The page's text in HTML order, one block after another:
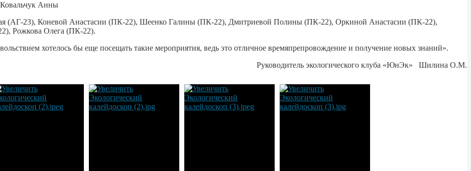
Анны
(АГ-23), Коневой Анастасии (ПК-22), Шеенко Галины (ПК-22), Дмитриевой Полины (ПК-22), Оркиной Анастасии (ПК-22),
Рожкова Олега (ПК-22).
хотелось бы еще посещать такие мероприятия, ведь это отличное времяпрепровождение и получение новых знаний».
Руководитель экологического клуба «ЮнЭк» Шилина О.М.